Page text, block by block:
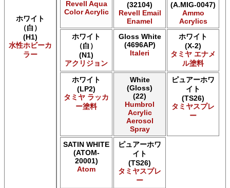
Acrylicos Vallejo Vallejo Game Air
Acrylicos Vallejo Vallejo Game Color
Acrylicos Vallejo Vallejo Hobby Paint スプレー
Acrylicos Vallejo Vallejo Liquid Gold
Acrylicos Vallejo Vallejo Mecha Color
Acrylicos Vallejo Vallejo Metal Color
Acrylicos Vallejo Vallejo Model Air
Acrylicos Vallejo Vallejo Model Color
Acrylicos Vallejo Vallejo Panzer Aces
Acrylicos Vallejo Vallejo Pigment FX
Acrylicos Vallejo Vallejo Premium カラー
Acrylicos Vallejo Vallejo Wash FX
Acrylicos Vallejo Vallejo Weathering FX
Acrylicos Vallejo Vallejo Xpress カラー
E7 Paints E7 Paints
E7 Paints Humbrol Acrylic Aerosol Spray
Games Workshop Limited Citadel Air
Games Workshop Limited Citadel Spray
ホワイト
（白）
(H1)
水性ホビーカ
ラー
Revell Aqua
Color Acrylic
(32104)
Revell Email
Enamel
(A.MIG-0047)
Ammo
Acrylics
ホワイト
（白）
(N1)
アクリジョン
Gloss White
(4696AP)
Italeri
ホワイト
(X-2)
タミヤ エナメ
ル塗料
ホワイト
(LP2)
タミヤ ラッカ
ー塗料
White
(Gloss)
(22)
Humbrol
Acrylic
Aerosol
Spray
ピュアーホワ
イト
(TS26)
タミヤスプレ
ー
SATIN WHITE
(ATOM-
20001)
Atom
ピュアーホワ
イト
(TS26)
タミヤスプレ
ー